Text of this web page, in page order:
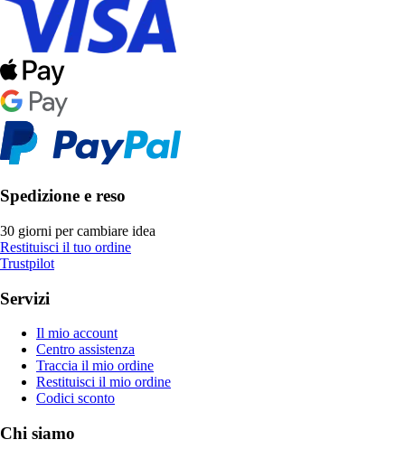
Spedizione e reso
30 giorni per cambiare idea
Restituisci il tuo ordine
Trustpilot
Servizi
Il mio account
Centro assistenza
Traccia il mio ordine
Restituisci il mio ordine
Codici sconto
Chi siamo